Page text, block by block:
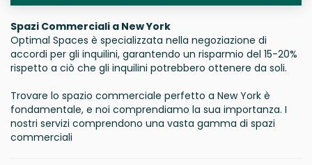
Spazi Commerciali a New York
Optimal Spaces è specializzata nella negoziazione di
accordi per gli inquilini, garantendo un risparmio del 15-20%
rispetto a ciò che gli inquilini potrebbero ottenere da soli.
Trovare lo spazio commerciale perfetto a New York è
fondamentale, e noi comprendiamo la sua importanza. I
nostri servizi comprendono una vasta gamma di spazi
commerciali